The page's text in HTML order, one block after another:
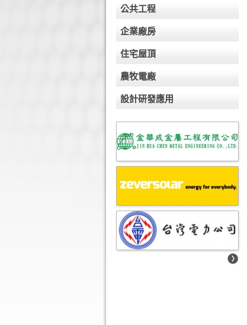
公共工程
企業廠房
住宅屋頂
農牧電廠
設計研發應用